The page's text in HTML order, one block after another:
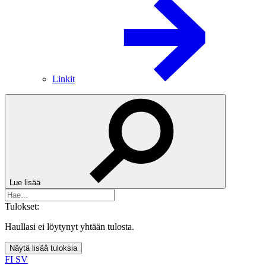
Linkit
Lue lisää
Tulokset:
Haullasi ei löytynyt yhtään tulosta.
Näytä lisää tuloksia
FI SV